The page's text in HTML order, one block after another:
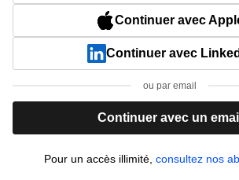
Continuer avec
Continuer avec
ou par email
Continuer avec un email
Pour un accès illimité,consultez nos